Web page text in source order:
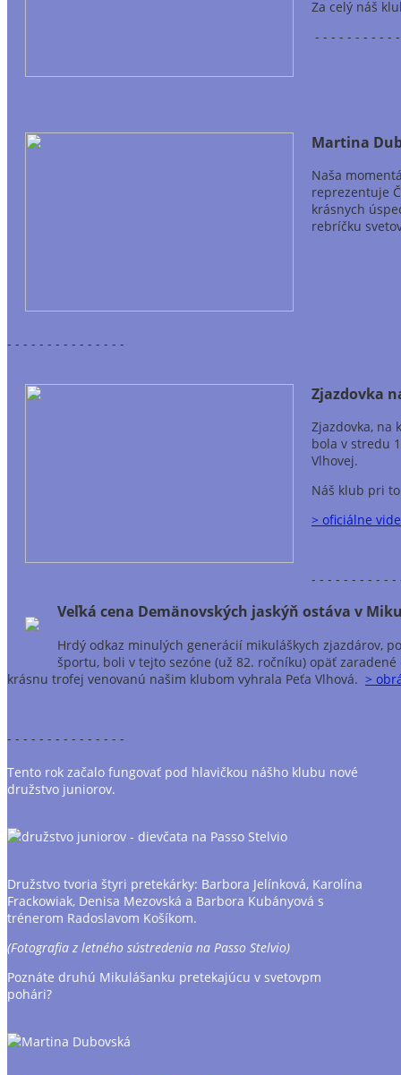
Za celý náš
- - - - - - - - - -
Martina
Naša
reprezentuje
krásnych
rebríčku
- - - - - - - - - - - - - - -
Zjazdovka
Zjazdovka, na
bola v stredu
Vlhovej.
Náš klub pri
> oficiálne
- - - - - - - - - - -
Veľká cena Demänovských jaskýň ostáva v
Hrdý odkaz minulých generácií mikuláškych zjazdárov,
športu, boli v tejto sezóne (už 82. ročníku) opäť
krásnu trofej venovanú našim klubom vyhrala Peťa Vlhová. >
- - - - - - - - - - - - - - -
Tento rok začalo fungovať pod hlavičkou nášho klubu nové
družstvo juniorov.
Družstvo tvoria štyri pretekárky: Barbora Jelínková, Karolína
Frackowiak, Denisa Mezovská a Barbora Kubányová s
trénerom Radoslavom Košíkom.
(Fotografia z letného sústredenia na Passo Stelvio)
Poznáte druhú Mikulášanku pretekajúcu v svetovpm
pohári?